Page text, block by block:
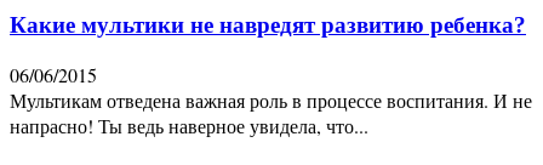
Какие мультики не навредят развитию ребенка?
06/06/2015
Мультикам отведена важная роль в процессе воспитания. И не
напрасно! Ты ведь наверное увидела, что...